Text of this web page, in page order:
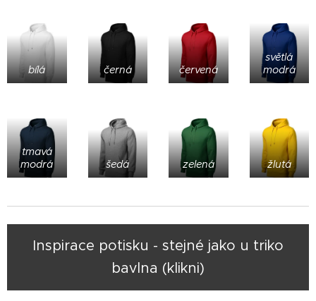
bílá černá červená
světlá
modrá
tmavá
modrá
šedá zelená žlutá
Inspirace potisku - stejné jako u triko
bavlna (klikni)